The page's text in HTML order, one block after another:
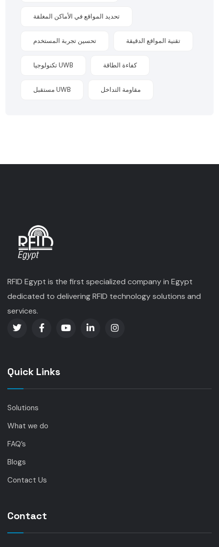
تحديد المواقع في الأماكن المغلقة
تحسين تجربة المستخدم تقنية المواقع الدقيقة
تكنولوجيا UWB كفاءة الطاقة
مستقبل UWB مقاومة التداخل
RFID Egypt is the first specialized company in Egypt
dedicated to delivering RFID technology solutions and
services.
Quick Links
Solutions
What we do
FAQ’s
Blogs
Contact Us
Contact